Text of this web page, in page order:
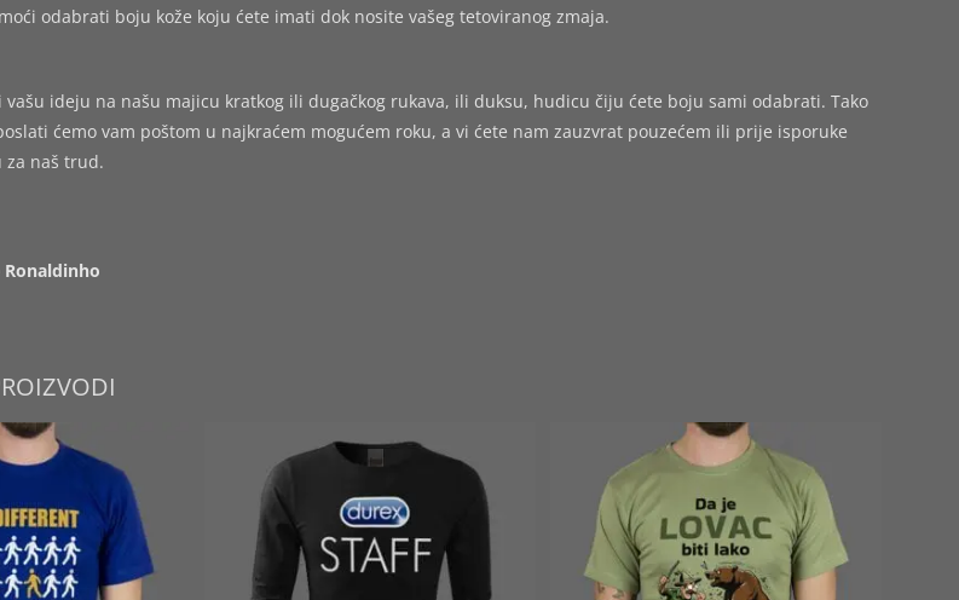
odabrati boju kože koju ćete imati dok nosite vašeg tetoviranog zmaja.
ideju na našu majicu kratkog ili dugačkog rukava, ili duksu, hudicu čiju ćete boju sami odabrati. Tako
ćemo vam poštom u najkraćem mogućem roku, a vi ćete nam zauzvrat pouzećem ili prije isporuke
naš trud.